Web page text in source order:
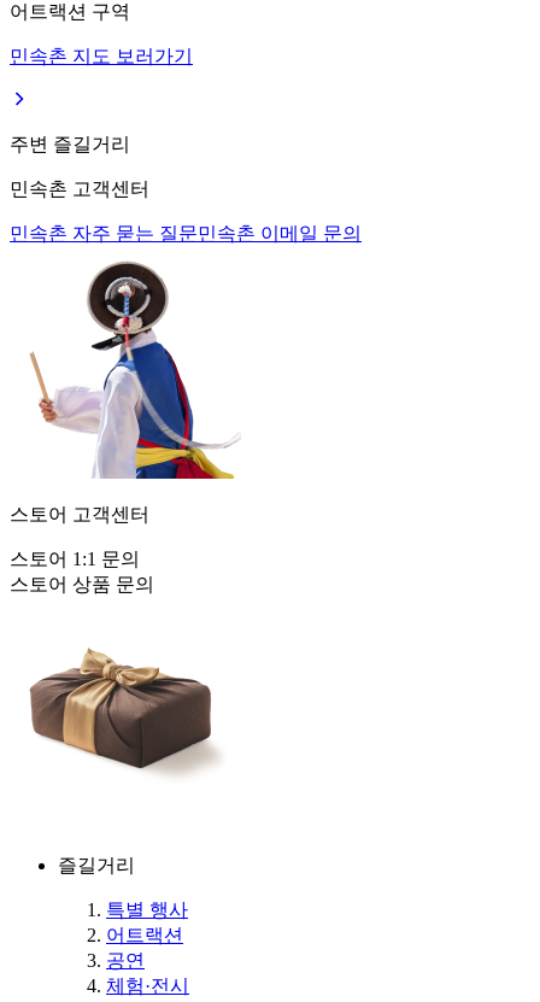
어트랙션 구역
민속촌 지도 보러가기
주변 즐길거리
민속촌 고객센터
민속촌 자주 묻는 질문민속촌 이메일 문의
스토어 고객센터
스토어 1:1 문의
스토어 상품 문의
즐길거리
특별 행사
어트랙션
공연
체험·전시